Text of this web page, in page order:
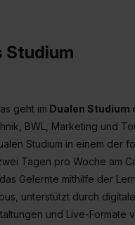
Studium
geht im Dualen Studium
BWL, Marketing und
Studium in einem der
Tagen pro Woche am
Gelernte mithilfe der
unterstützt durch
und